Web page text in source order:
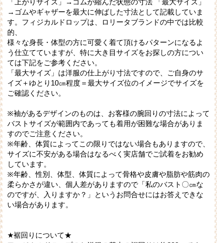
→ゴムやギャザーを最大に伸ばした寸法として記載していま
す。フィジカルドロップは、ロリータブランドの中では比較
的、
様々な身長・体型の方に可愛く着て頂けるパターンになるよ
う仕立てていますが、特に大き目サイズをお探しの方につい
ては下記をご参考ください。
「最大サイズ」は洋服の仕上がり寸法ですので、ご自身のサ
イズ＋ゆとり10㎝程度＝最大サイズ位のイメージでサイズを
ご確認ください。
※袖があるデザインのものは、お客様の腕回りの寸法によって
バストサイズが範囲内であっても着用が困難な場合がありま
すのでご注意ください。
※年齢、体質によってこの限りではない場合もありますので、
サイズに不安がある場合はなるべく実店舗でご試着をお勧め
しています。
※年齢、性別、体型、体質によって骨格や皮膚や脂肪や筋肉の
柔らかさが違い、個人差がありますので「私のバスト〇㎝な
のですが、入りますか？」というお問合せにはお答えできな
い場合があります。
★裾回りについて★